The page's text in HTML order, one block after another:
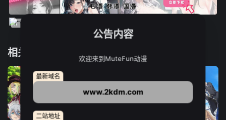
相关推荐
公告内容
欢迎来到MuteFun动漫
最新域名
www.2kdm.com
二站地址